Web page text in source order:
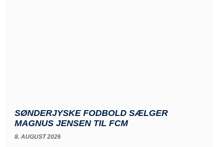
SØNDERJYSKE FODBOLD SÆLGER
MAGNUS JENSEN TIL FCM
8. AUGUST 2026